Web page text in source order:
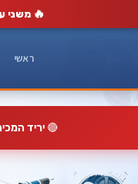
🔥 משני
ראשי
🔴יריד